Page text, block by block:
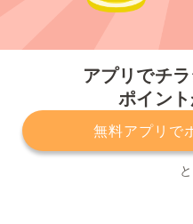
アプリでチ
ポイント
無料アプリで
プライバシーポリシー
サービスに関してのお問い